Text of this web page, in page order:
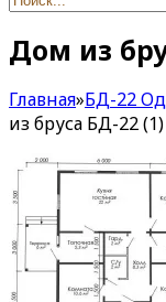
Дом из
Главная»БД-22
из бруса БД-22 (1)